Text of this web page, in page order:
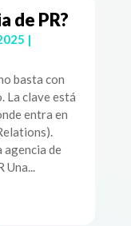
de PR?
|
basta con
La clave está
entra en
agencia de